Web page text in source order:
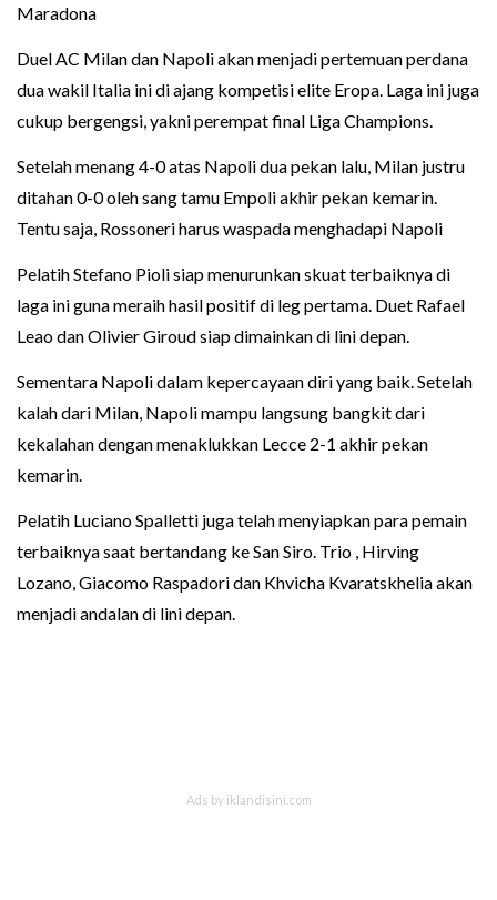
Maradona
Duel AC Milan dan Napoli akan menjadi pertemuan perdana
dua wakil Italia ini di ajang kompetisi elite Eropa. Laga ini juga
cukup bergengsi, yakni perempat final Liga Champions.
Setelah menang 4-0 atas Napoli dua pekan lalu, Milan justru
ditahan 0-0 oleh sang tamu Empoli akhir pekan kemarin.
Tentu saja, Rossoneri harus waspada menghadapi Napoli
Pelatih Stefano Pioli siap menurunkan skuat terbaiknya di
laga ini guna meraih hasil positif di leg pertama. Duet Rafael
Leao dan Olivier Giroud siap dimainkan di lini depan.
Sementara Napoli dalam kepercayaan diri yang baik. Setelah
kalah dari Milan, Napoli mampu langsung bangkit dari
kekalahan dengan menaklukkan Lecce 2-1 akhir pekan
kemarin.
Pelatih Luciano Spalletti juga telah menyiapkan para pemain
terbaiknya saat bertandang ke San S‏iro. Trio , Hirving
Lozano, Giacomo Raspadori dan Khvicha Kvaratskhelia akan
menjadi andalan di lini depan.